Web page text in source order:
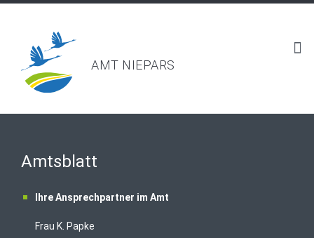
AMT NIEPARS
Amtsblatt
Ihre Ansprechpartner im Amt
Frau K. Papke